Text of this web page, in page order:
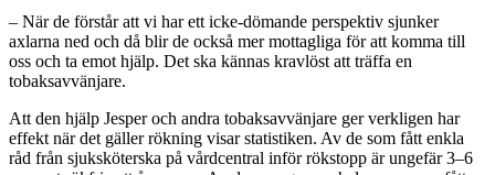
– När de förstår att vi har ett icke-dömande perspektiv sjunker
axlarna ned och då blir de också mer mottagliga för att komma till
oss och ta emot hjälp. Det ska kännas kravlöst att träffa en
tobaksavvänjare.
Att den hjälp Jesper och andra tobaksavvänjare ger verkligen har
effekt när det gäller rökning visar statistiken. Av de som fått enkla
råd från sjuksköterska på vårdcentral inför rökstopp är ungefär 3–6